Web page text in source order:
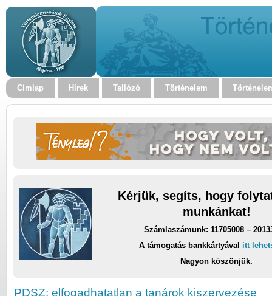
Címlap Hírek Tallózó Történelem
Kérjük, segíts, hogy
munkánkat!
Számlaszámunk: 11705008 –
A támogatás bankkártyával itt
Nagyon köszönjük.
PDSZ: elfogadhatatlan a tanárok kiszervezése